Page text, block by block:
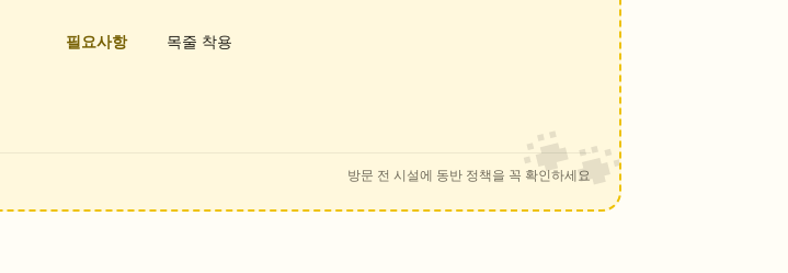
필요사항
목줄 착용
방문 전 시설에 동반 정책을 꼭 확인하세요